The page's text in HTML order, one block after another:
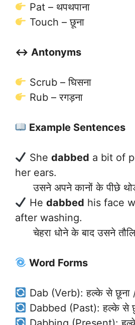
Pat – थपथपाना
Touch – छूना
↔️ Antonyms
Scrub – घिसना
Rub – रगड़ना
Example Sentences
She dabbed a bit of
her ears.
उसने अपने कानों के पीछे
He dabbed his face
after washing.
चेहरा धोने के बाद उसने
Word Forms
Dab (Verb): हल्के से छूना /
Dabbed (Past): हल्के से